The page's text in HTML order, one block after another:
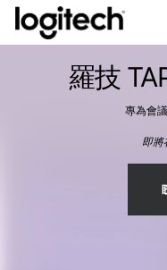
羅技
專為會
即將